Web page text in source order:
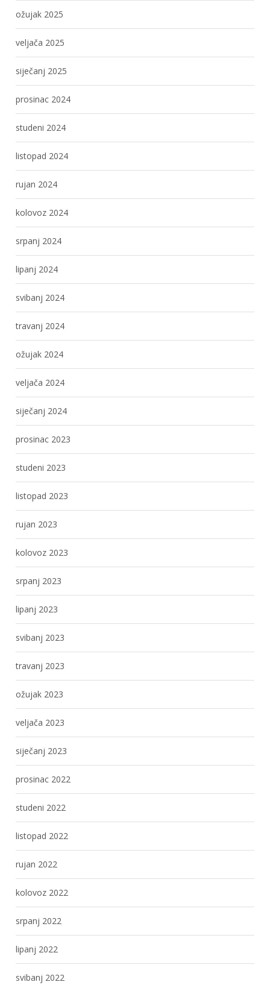
ožujak 2025
veljača 2025
siječanj 2025
prosinac 2024
studeni 2024
listopad 2024
rujan 2024
kolovoz 2024
srpanj 2024
lipanj 2024
svibanj 2024
travanj 2024
ožujak 2024
veljača 2024
siječanj 2024
prosinac 2023
studeni 2023
listopad 2023
rujan 2023
kolovoz 2023
srpanj 2023
lipanj 2023
svibanj 2023
travanj 2023
ožujak 2023
veljača 2023
siječanj 2023
prosinac 2022
studeni 2022
listopad 2022
rujan 2022
kolovoz 2022
srpanj 2022
lipanj 2022
svibanj 2022